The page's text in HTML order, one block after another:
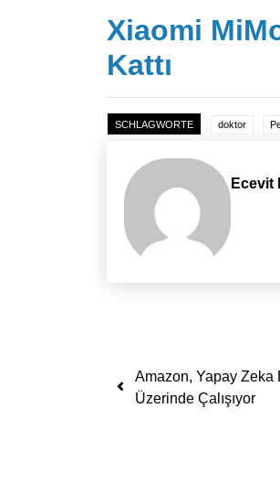
Xiaomi
Kattı
SCHLAGWORTE doktor
Ecevit
Yazı
Amazon, Yapay Zeka
Üzerinde Çalışıyor